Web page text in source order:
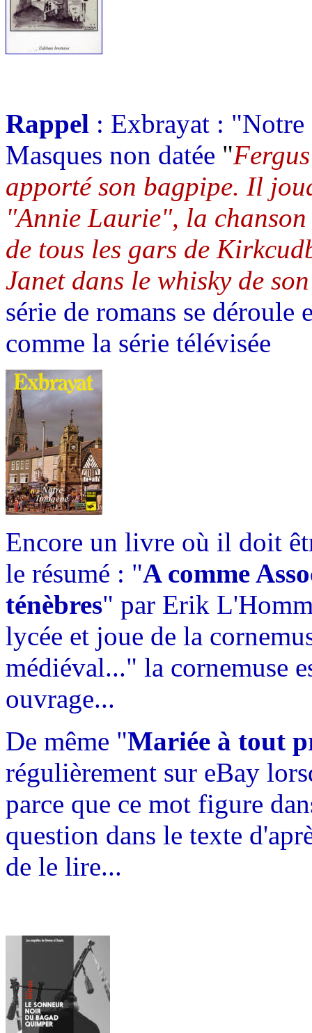
Rappel : Exbrayat : "Notre
Masques non datée "
apporté son bagpipe. Il
"Annie Laurie", la
de tous les gars de
Janet dans le whisky de
série de romans se déroule
comme la série télévisée
Encore un livre où il doit
le résumé : "A comme
ténèbres" par Erik
lycée et joue de la
médiéval..." la cornemuse
ouvrage...
De même "Mariée à tout
régulièrement sur eBay
parce que ce mot figure
question dans le texte
de le lire...